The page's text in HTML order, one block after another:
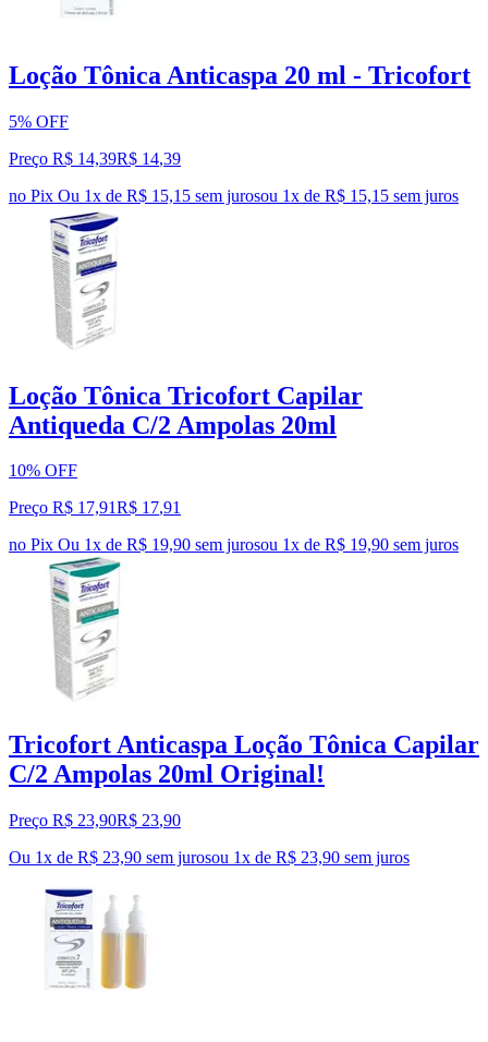
Loção Tônica Anticaspa 20 ml - Tricofort
5% OFF
Preço R$ 14,39R$ 14,39
no Pix Ou 1x de R$ 15,15 sem jurosou 1x de R$ 15,15 sem juros
Loção Tônica Tricofort Capilar
Antiqueda C/2 Ampolas 20ml
10% OFF
Preço R$ 17,91R$ 17,91
no Pix Ou 1x de R$ 19,90 sem jurosou 1x de R$ 19,90 sem juros
Tricofort Anticaspa Loção Tônica Capilar
C/2 Ampolas 20ml Original!
Preço R$ 23,90R$ 23,90
Ou 1x de R$ 23,90 sem jurosou 1x de R$ 23,90 sem juros